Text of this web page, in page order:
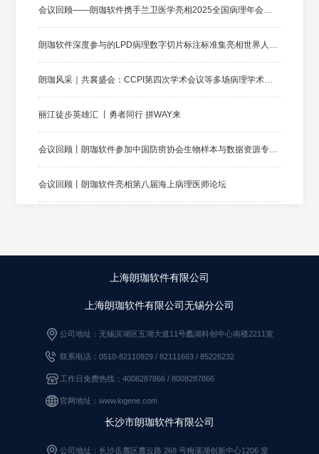
会议回顾——朗珈软件携手兰卫医学亮相2025全国病理年会，共绘病理数智化新蓝图
朗珈软件深度参与的LPD病理数字切片标注标准集亮相世界人工智能大会
朗珈风采｜共襄盛会：CCPI第四次学术会议等多场病理学术年会成功举办！
丽江徒步英雄汇 丨勇者同行 拼WAY来
会议回顾丨朗珈软件参加中国防痨协会生物样本与数据资源专业分会第一届生物样本与数据资源学术大会
会议回顾丨朗珈软件亮相第八届海上病理医师论坛
大赛回顾|中国非公立医疗机构协会病理学专业委员会“2025年全国石蜡切片理论培训与竞技大赛”成功举办
朗珈软件与惠康科技签署战略合作协议
行业新闻 | 数字化浪潮：加快数智化病理科建设与展望
上海朗珈软件有限公司
上海朗珈软件有限公司无锡分公司
公司地址：无锡滨湖区五湖大道11号蠡湖科创中心南楼2211室
联系电话：0510-82110929 / 82111663 / 85226232
工作日免费热线：4008287866 / 8008287866
官网地址：www.logene.com
长沙市朗珈软件有限公司
公司地址：长沙岳麓区麓云路 268 号梅溪湖创新中心1206 室